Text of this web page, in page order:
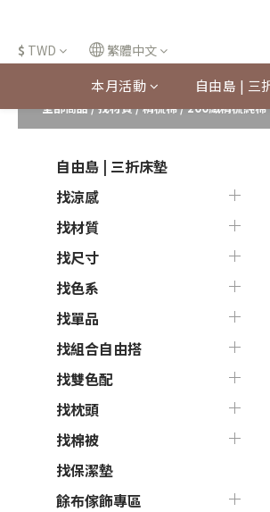
$ TWD 繁體中文
本月活動 自由島 | 三
全部商品/找材質/精梳棉/200織精梳純棉
自由島 | 三折床墊
找涼感
找材質
找尺寸
找色系
找單品
找組合自由搭
找雙色配
找枕頭
找棉被
找保潔墊
餘布傢飾專區